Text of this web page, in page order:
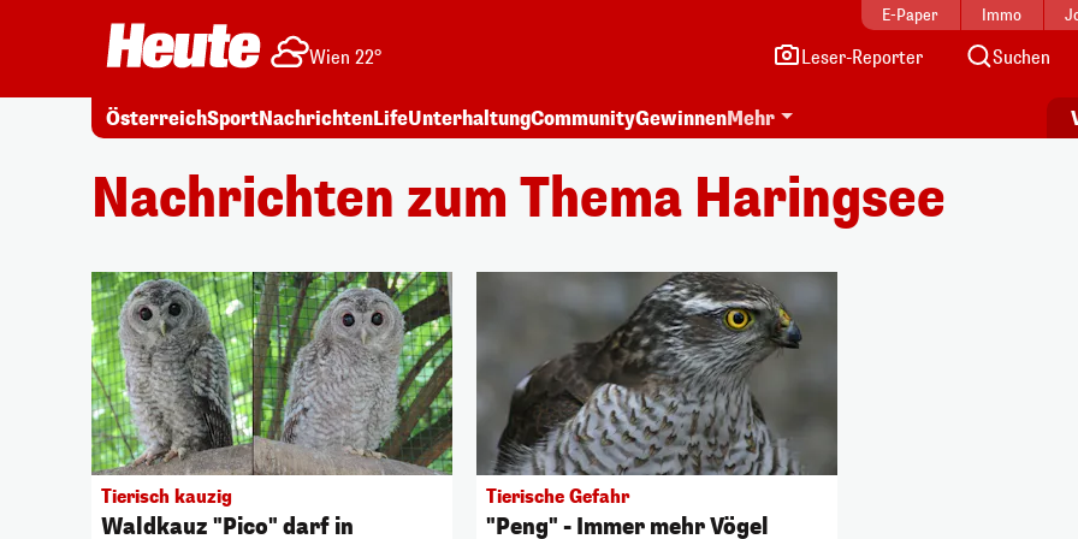
E-Paper Immo
Wien 22° Leser-Reporter Suchen
ÖsterreichSportNachrichtenLifeUnterhaltungCommunityGewinnenMehr
Nachrichten zum Thema Haringsee
Tierisch kauzig
Waldkauz "Pico" darf in
Tierische Gefahr
"Peng" - Immer mehr Vögel